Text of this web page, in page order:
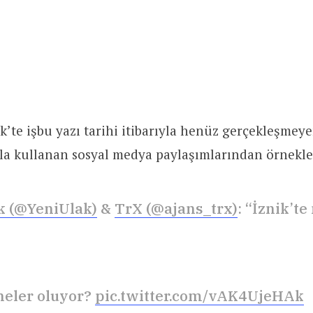
işbu yazı tarihi itibarıyla henüz
kullanan sosyal medya paylaşımlarından
(@YeniUlak) & TrX (@ajans_trx):
oluyor? pic.twitter.com/vAK4UjeHAk